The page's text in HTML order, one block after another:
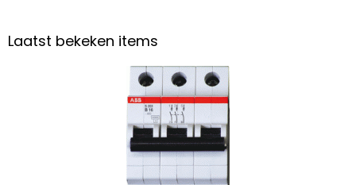
Laatst bekeken items